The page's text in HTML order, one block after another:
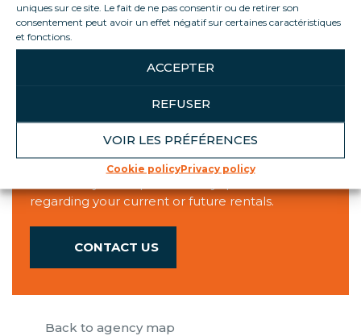
uniques sur ce site. Le fait de ne pas consentir ou de retirer son
consentement peut avoir un effet négatif sur certaines caractéristiques
et fonctions.
ACCEPTER
REFUSER
VOIR LES PRÉFÉRENCES
Cookie policyPrivacy policy
Tuesday
7h45 - 16h30
8h-12h/13h30-15h30
Wednesday
7h45 - 16h30
8h-12h/13h30-15h30
Thursday
7h45 - 16h30
8h-12h/13h30-15h30
7h45 - 16h45 8h-12h/13h30-15h30
LISTENING TO YOU
regarding your current or future rentals.
CONTACT US
Back to agency map